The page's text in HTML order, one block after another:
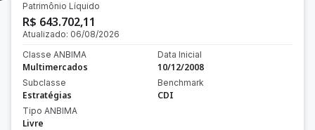
Patrimônio Líquido
R$ 643.702,11
Atualizado: 06/08/2026
Classe ANBIMA
Multimercados
Subclasse
Estratégias
Tipo ANBIMA
Livre
Data Inicial
10/12/2008
Benchmark
CDI